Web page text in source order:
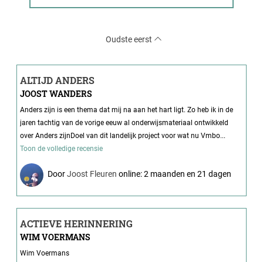
Oudste eerst
ALTIJD ANDERS
JOOST WANDERS
Anders zijn is een thema dat mij na aan het hart ligt. Zo heb ik in de
jaren tachtig van de vorige eeuw al onderwijsmateriaal ontwikkeld
over Anders zijnDoel van dit landelijk project voor wat nu Vmbo...
Toon de volledige recensie
DoorJoost Fleurenonline: 2 maanden en 21 dagen
ACTIEVE HERINNERING
WIM VOERMANS
Wim Voermans